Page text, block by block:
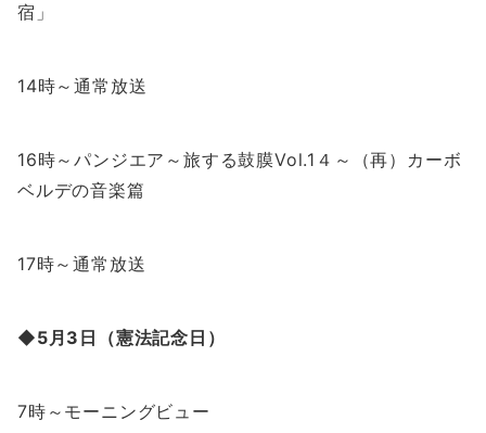
宿」
14時～通常放送
16時～パンジエア～旅する鼓膜Vol.1４～（再）カーボ
ベルデの音楽篇
17時～通常放送
◆5月3日（憲法記念日）
7時～モーニングビュー